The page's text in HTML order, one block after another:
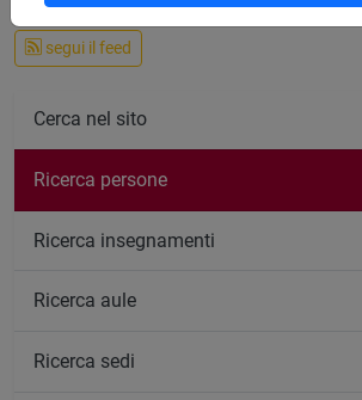
segui il feed
Cerca nel sito
Ricerca persone
Ricerca insegnamenti
Ricerca aule
Ricerca sedi